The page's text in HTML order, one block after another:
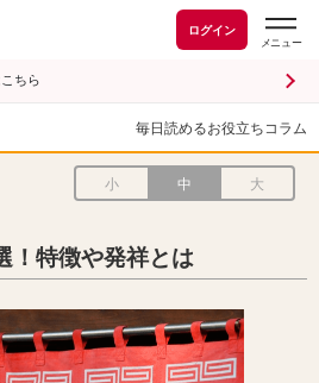
ログイン
ちら
毎日読めるお役立ちコラム
小 中 大
！特徴や発祥とは